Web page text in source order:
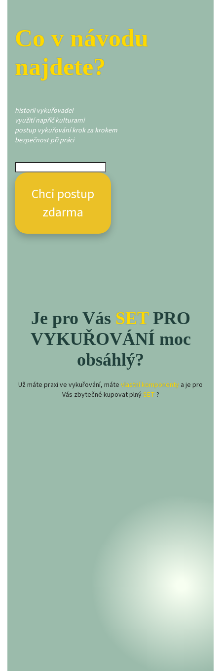
Co v návodu
najdete?
historii vykuřovadel
využití napříč kulturami
postup vykuřování krok za krokem
bezpečnost při práci
Chci postup
zdarma
Je pro Vás SET PRO
VYKUŘOVÁNÍ moc
obsáhlý?
Už máte praxi ve vykuřování, máte vlastní komponenty a je pro
Vás zbytečné kupovat plnýSET ?